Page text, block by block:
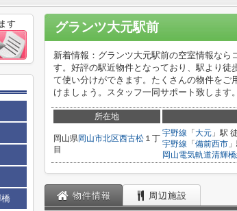
グランツ大元駅前
新着情報：グランツ大元駅前の空室情報なら
す。好評の駅近物件となっており、駅より徒
て使い分けができます。たくさんの物件を
けましょう。スタッフ一同サポート致します。
所在地
岡山県岡山市北区西古松 １丁
目
宇野線 「 大元 」駅
宇野線 「 備前西市
岡山電気軌道清輝
物件情報 周辺施設
す